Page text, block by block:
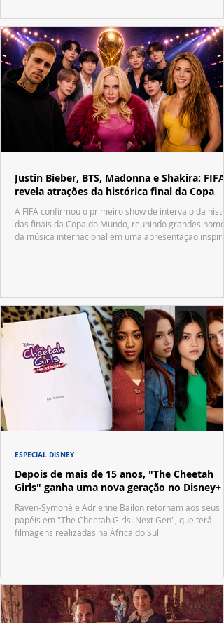
Justin Bieber, BTS, Madonna e Shakira: FIFA
revela atrações da histórica final da Copa
A FIFA confirmou o primeiro show de intervalo da
das finais da Copa do Mundo, reunindo grandes nomes
da música internacional em uma apresentação
Depois de mais de 15 anos, "The Cheetah
Girls" ganha uma nova geração no Disney+
Raven-Symoné e Adrienne Bailon retornam aos seus
papéis em "The Cheetah Girls: Next Gen", que terá
filmagens realizadas na África do Sul.
ESPECIAL DISNEY